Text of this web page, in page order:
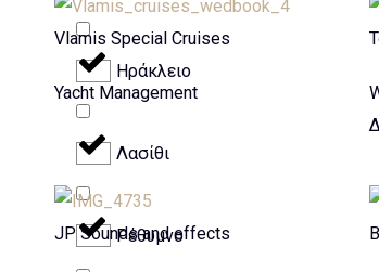
Ηράκλειο
Λασίθι
Ρέθυμνο
Vlamis Special Cruises
Yacht Management
JP Sounds and effects